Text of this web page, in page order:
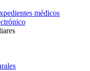
médicos